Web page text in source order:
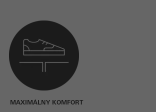
MAXIMÁLNY KOMFORT